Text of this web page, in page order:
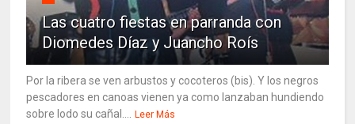
Las cuatro fiestas en parranda con
Diomedes Díaz y Juancho Roís
Por la ribera se ven arbustos y cocoteros (bis). Y los negros
pescadores en canoas vienen ya como lanzaban hundiendo
sobre lodo su cañal.... Leer Más